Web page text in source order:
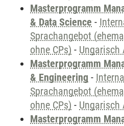
Masterprogramm
& Data Science -
Sprachangebot
ohne CPs) - Ungarisch
Masterprogramm
& Engineering -
Sprachangebot
ohne CPs) - Ungarisch
Masterprogramm